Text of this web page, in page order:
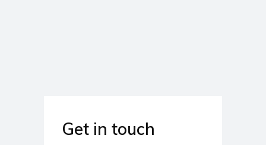
Get in touch